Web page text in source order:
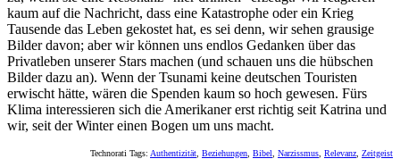
kaum auf die Nachricht, dass eine Katastrophe oder ein Krieg
Tausende das Leben gekostet hat, es sei denn, wir sehen grausige
Bilder davon; aber wir können uns endlos Gedanken über das
Privatleben unserer Stars machen (und schauen uns die hübschen
Bilder dazu an). Wenn der Tsunami keine deutschen Touristen
erwischt hätte, wären die Spenden kaum so hoch gewesen. Fürs
Klima interessieren sich die Amerikaner erst richtig seit Katrina und
wir, seit der Winter einen Bogen um uns macht.
Technorati Tags: Authentizität Beziehungen Bibel Narzissmus Relevanz Zeitgeist